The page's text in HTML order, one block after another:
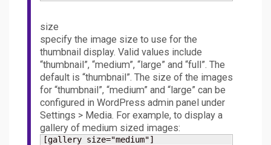
size
specify the image size to use for the
thumbnail display. Valid values include
“thumbnail”, “medium”, “large” and “full”. The
default is “thumbnail”. The size of the images
for “thumbnail”, “medium” and “large” can be
configured in WordPress admin panel under
Settings > Media. For example, to display a
gallery of medium sized images:
[gallery size="medium"]